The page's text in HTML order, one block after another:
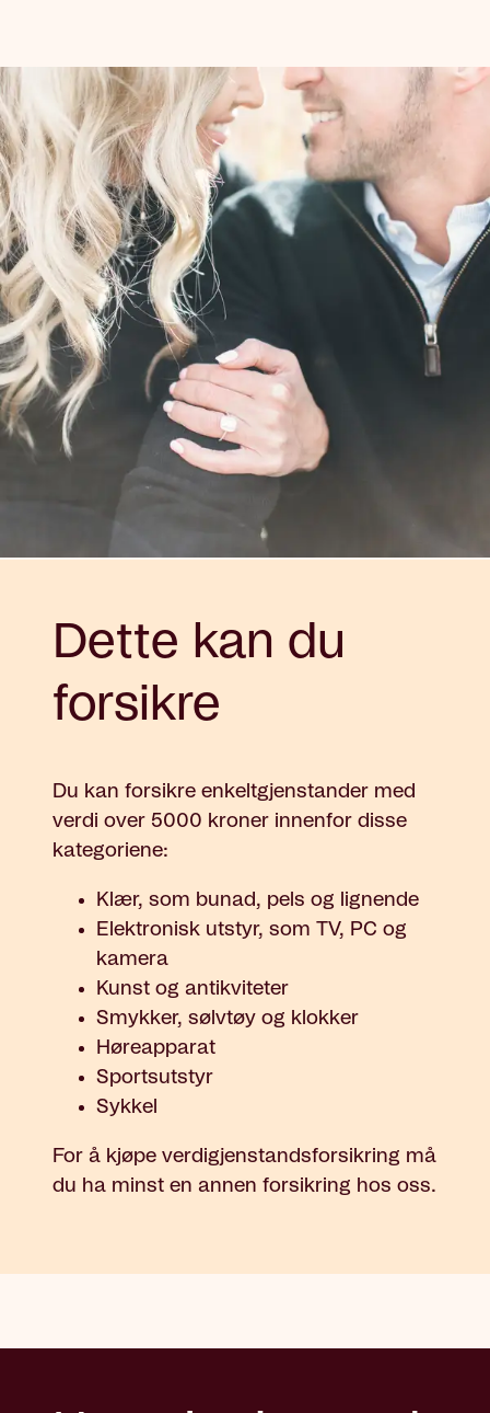
Dette kan du
forsikre
Du kan forsikre enkeltgjenstander med
verdi over 5000 kroner innenfor disse
kategoriene:
Klær, som bunad, pels og lignende
Elektronisk utstyr, som TV, PC og
kamera
Kunst og antikviteter
Smykker, sølvtøy og klokker
Høreapparat
Sportsutstyr
Sykkel
For å kjøpe verdigjenstandsforsikring må
du ha minst en annen forsikring hos oss.